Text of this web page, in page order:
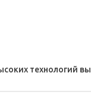
технологий